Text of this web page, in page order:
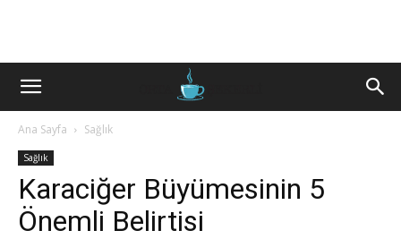
Ana Sayfa Sağlık
Sağlık
Karaciğer Büyümesinin 5
Önemli Belirtisi